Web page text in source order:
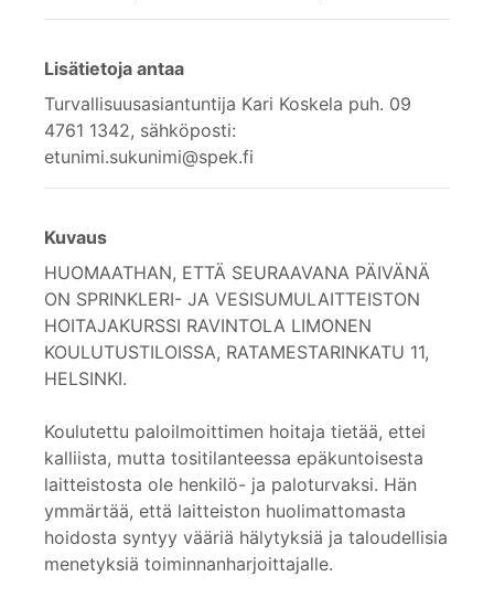
Lisätietoja antaa
Turvallisuusasiantuntija Kari Koskela puh. 09
4761 1342, sähköposti:
etunimi.sukunimi@spek.fi
Kuvaus
HUOMAATHAN, ETTÄ SEURAAVANA PÄIVÄNÄ
ON SPRINKLERI- JA VESISUMULAITTEISTON
HOITAJAKURSSI RAVINTOLA LIMONEN
KOULUTUSTILOISSA, RATAMESTARINKATU 11,
HELSINKI.
Koulutettu paloilmoittimen hoitaja tietää, ettei
kalliista, mutta tositilanteessa epäkuntoisesta
laitteistosta ole henkilö- ja paloturvaksi. Hän
ymmärtää, että laitteiston huolimattomasta
hoidosta syntyy vääriä hälytyksiä ja taloudellisia
menetyksiä toiminnanharjoittajalle.